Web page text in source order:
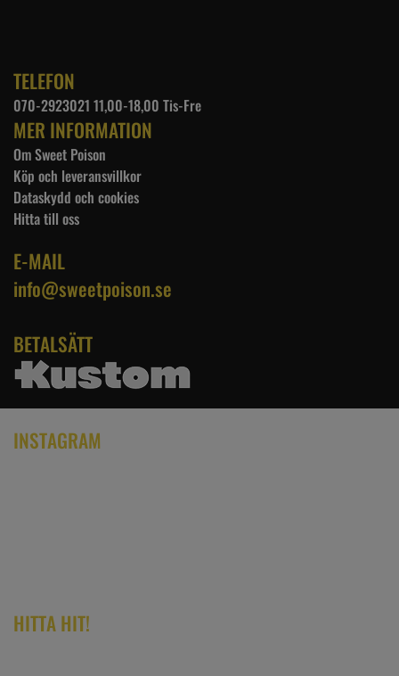
TELEFON
070-2923021 11,00-18,00 Tis-Fre
MER INFORMATION
Om Sweet Poison
Köp och leveransvillkor
Dataskydd och cookies
Hitta till oss
E-MAIL
info@sweetpoison.se
BETALSÄTT
INSTAGRAM
HITTA HIT!